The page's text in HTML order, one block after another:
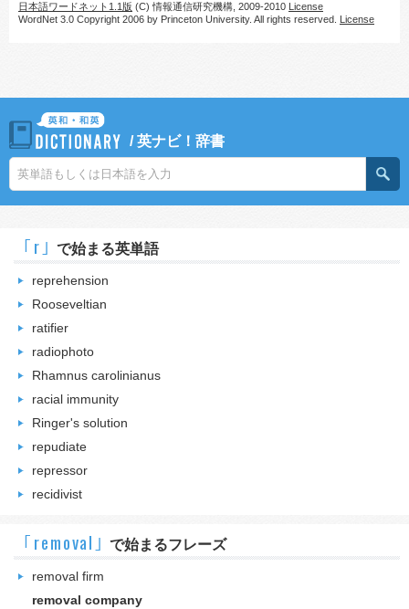
日本語ワードネット1.1版 (C) 情報通信研究機構, 2009-2010 License
WordNet 3.0 Copyright 2006 by Princeton University. All rights reserved. License
/英ナビ！辞書
｢r｣ で始まる英単語
reprehension
Rooseveltian
ratifier
radiophoto
Rhamnus carolinianus
racial immunity
Ringer's solution
repudiate
repressor
recidivist
｢removal｣ で始まるフレーズ
removal firm
removal company